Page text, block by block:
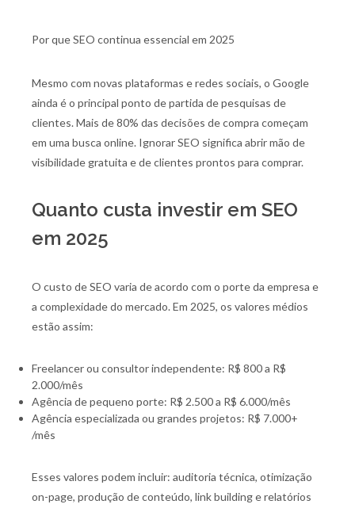
Por que SEO continua essencial em 2025
Mesmo com novas plataformas e redes sociais, o Google
ainda é o principal ponto de partida de pesquisas de
clientes. Mais de 80% das decisões de compra começam
em uma busca online. Ignorar SEO significa abrir mão de
visibilidade gratuita e de clientes prontos para comprar.
Quanto custa investir em SEO
em 2025
O custo de SEO varia de acordo com o porte da empresa e
a complexidade do mercado. Em 2025, os valores médios
estão assim:
Freelancer ou consultor independente: R$ 800 a R$
2.000/mês
Agência de pequeno porte: R$ 2.500 a R$ 6.000/mês
Agência especializada ou grandes projetos: R$ 7.000+
/mês
Esses valores podem incluir: auditoria técnica, otimização
on-page, produção de conteúdo, link building e relatórios